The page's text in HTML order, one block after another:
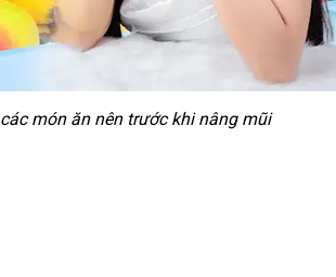
món ăn nên trước khi nâng mũi